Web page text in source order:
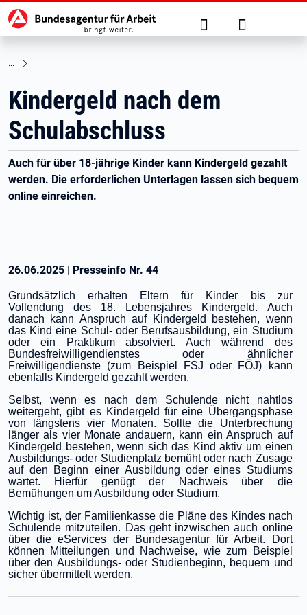
zu den Hauptinhalten springen
Hauptnavigation Suche Anmelden
Kindergeld nach dem
Schulabschluss
Auch für über 18-jährige Kinder kann Kindergeld gezahlt
werden. Die erforderlichen Unterlagen lassen sich bequem
online einreichen.
26.06.2025 | Presseinfo Nr. 44
Grundsätzlich erhalten Eltern für Kinder bis zur
Vollendung des 18. Lebensjahres Kindergeld. Auch
danach kann Anspruch auf Kindergeld bestehen, wenn
das Kind eine Schul- oder Berufsausbildung, ein Studium
oder ein Praktikum absolviert. Auch während des
Bundesfreiwilligendienstes oder ähnlicher
Freiwilligendienste (zum Beispiel FSJ oder FÖJ) kann
ebenfalls Kindergeld gezahlt werden.
Selbst, wenn es nach dem Schulende nicht nahtlos
weitergeht, gibt es Kindergeld für eine Übergangsphase
von längstens vier Monaten. Sollte die Unterbrechung
länger als vier Monate andauern, kann ein Anspruch auf
Kindergeld bestehen, wenn sich das Kind aktiv um einen
Ausbildungs- oder Studienplatz bemüht oder nach Zusage
auf den Beginn einer Ausbildung oder eines Studiums
wartet. Hierfür genügt der Nachweis über die
Bemühungen um Ausbildung oder Studium.
Wichtig ist, der Familienkasse die Pläne des Kindes nach
Schulende mitzuteilen. Das geht inzwischen auch online
über die eServices der Bundesagentur für Arbeit. Dort
können Mitteilungen und Nachweise, wie zum Beispiel
über den Ausbildungs- oder Studienbeginn, bequem und
sicher übermittelt werden.